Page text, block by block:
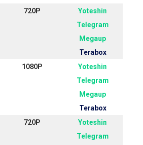
720P
Yoteshin
Telegram
Megaup
Terabox
1080P
Yoteshin
Telegram
Megaup
Terabox
720P
Yoteshin
Telegram